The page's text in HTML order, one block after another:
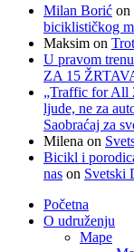
Milan Borić on
biciklističkog
Maksim on
U pravom
ZA 15
„Traffic for All
ljude, ne za
Saobraćaj za
Milena on
Bicikl i
nas on Svetski
Početna
O udruženju
Mape